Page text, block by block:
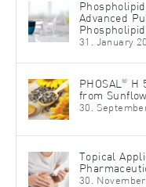
Advanced
31. January
PHOSAL®
H
from
30.
Topical
30. November